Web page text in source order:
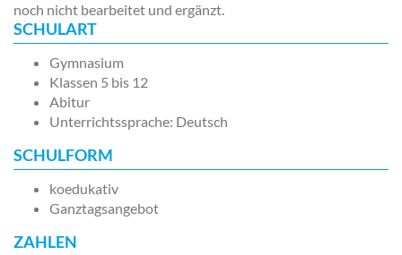
noch nicht bearbeitet und ergänzt.
SCHULART
Gymnasium
Klassen 5 bis 12
Abitur
Unterrichtssprache: Deutsch
SCHULFORM
koedukativ
Ganztagsangebot
ZAHLEN